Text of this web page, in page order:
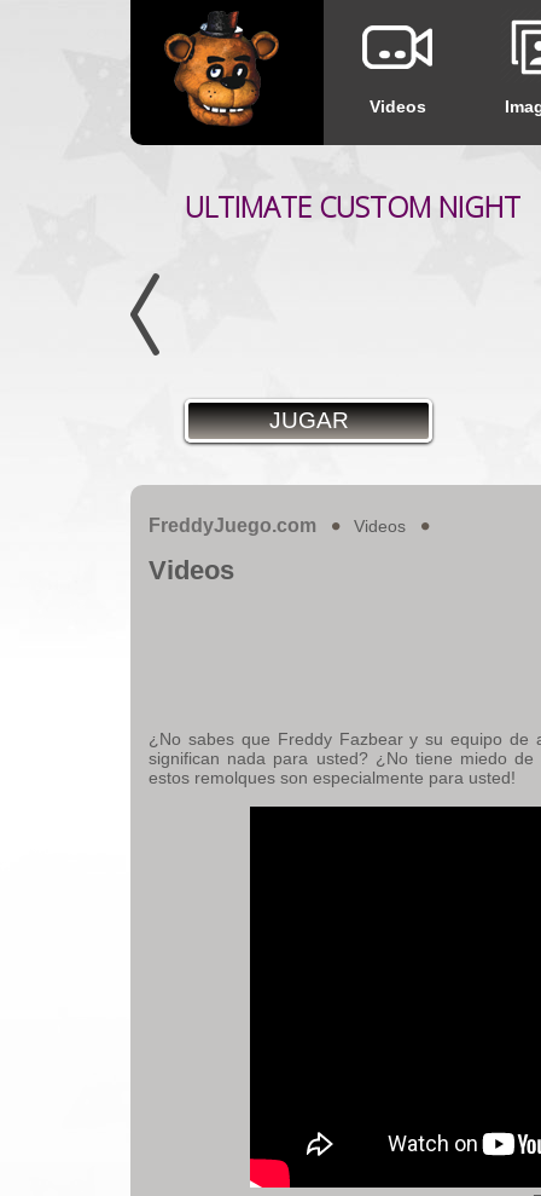
Videos
ULTIMATE CUSTOM NIGHT
JUGAR
FreddyJuego.com Videos
Videos
¿No sabes que Freddy Fazbear y su equipo de
significan nada para usted? ¿No tiene miedo
estos remolques son especialmente para usted!